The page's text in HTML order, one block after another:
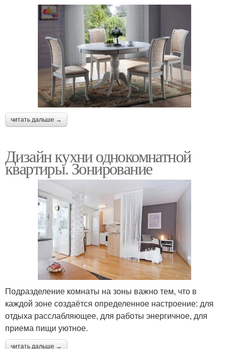
читать дальше →
Дизайн кухни однокомнатной
квартиры. Зонирование
Подразделение комнаты на зоны важно тем, что в
каждой зоне создаётся определенное настроение: для
отдыха расслабляющее, для работы энергичное, для
приема пищи уютное.
читать дальше →